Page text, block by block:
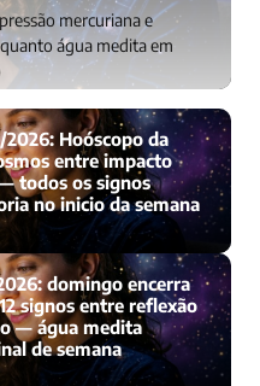
mercuriana e
água medita em
Hoóscopo da
entre impacto
todos os signos
no inicio da semana
domingo encerra
signos entre reflexão
— água medita
de semana